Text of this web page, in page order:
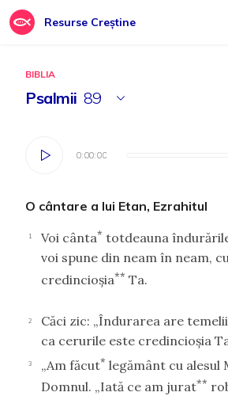
Resurse Creștine
BIBLIA
Psalmii 89
0:00:00
0:00:00
O cântare a lui Etan, Ezrahitul
1 Voi cânta* totdeauna
voi spune din neam în neam,
credincioşia** Ta.
2
Căci zic: „Îndurarea are
ca cerurile este credincioşia
3 „Am făcut* legământ cu alesul
Domnul. „Iată ce am jurat**